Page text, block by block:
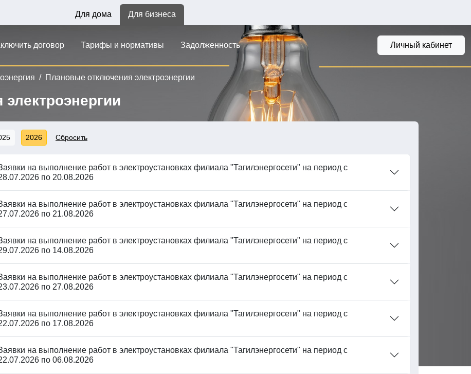
Для дома Для бизнеса
договор Тарифы и нормативы Задолженность Личный кабинет
Плановые отключения электроэнергии
2026 Сбросить
на выполнение работ в электроустановках филиала "Тагилэнергосети" на период с
по 20.08.2026
на выполнение работ в электроустановках филиала "Тагилэнергосети" на период с
по 21.08.2026
на выполнение работ в электроустановках филиала "Тагилэнергосети" на период с
по 14.08.2026
на выполнение работ в электроустановках филиала "Тагилэнергосети" на период с
по 27.08.2026
на выполнение работ в электроустановках филиала "Тагилэнергосети" на период с
по 17.08.2026
на выполнение работ в электроустановках филиала "Тагилэнергосети" на период с
по 06.08.2026